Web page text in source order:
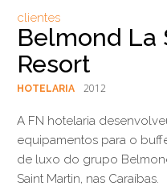
clientes
Belmond La
Resort
HOTELARIA 2012
A FN hotelaria
equipamentos para o
de luxo do grupo
Saint Martin, nas Caraíbas.